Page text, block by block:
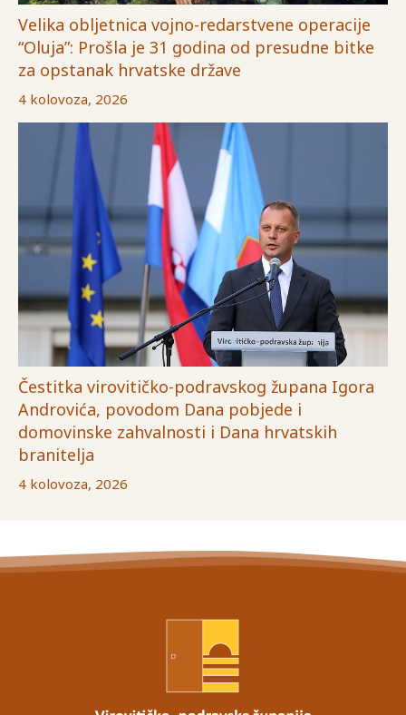
Velika obljetnica vojno-redarstvene operacije
“Oluja”: Prošla je 31 godina od presudne bitke
za opstanak hrvatske države
4 kolovoza, 2026
Čestitka virovitičko-podravskog župana Igora
Androvića, povodom Dana pobjede i
domovinske zahvalnosti i Dana hrvatskih
branitelja
4 kolovoza, 2026